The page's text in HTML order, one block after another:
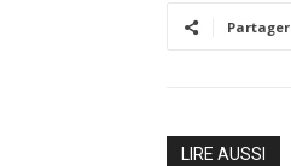
Partager
LIRE AUSSI